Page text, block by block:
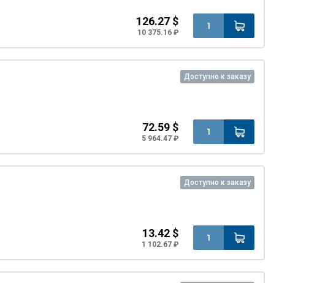
126.27 $
10 375.16 ₽
Доступно к заказу
72.59 $
5 964.47 ₽
Доступно к заказу
13.42 $
1 102.67 ₽